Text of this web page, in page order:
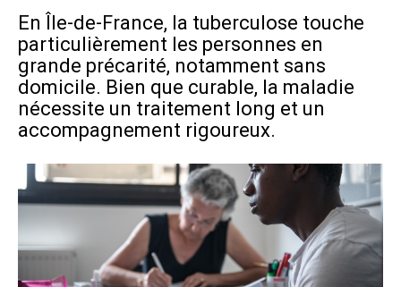
En Île-de-France, la tuberculose touche
particulièrement les personnes en
grande précarité, notamment sans
domicile. Bien que curable, la maladie
nécessite un traitement long et un
accompagnement rigoureux.